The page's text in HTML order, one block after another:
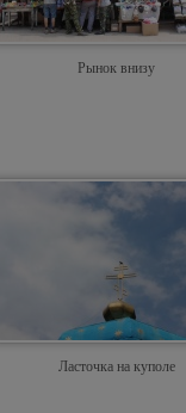
Рынок внизу
Ласточка на куполе